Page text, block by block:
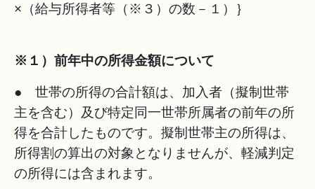
×（給与所得者等（※３）の数－１）｝
※１）前年中の所得金額について
● 世帯の所得の合計額は、加入者（擬制世帯
主を含む）及び特定同一世帯所属者の前年の所
得を合計したものです。擬制世帯主の所得は、
所得割の算出の対象となりませんが、軽減判定
の所得には含まれます。